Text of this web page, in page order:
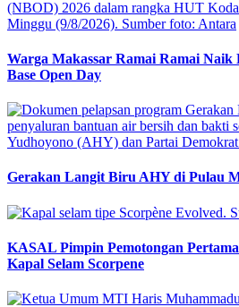
Warga Makassar Ramai Ramai Naik
Base Open Day
Gerakan Langit Biru AHY di Pulau
KASAL Pimpin Pemotongan
Kapal Selam Scorpene